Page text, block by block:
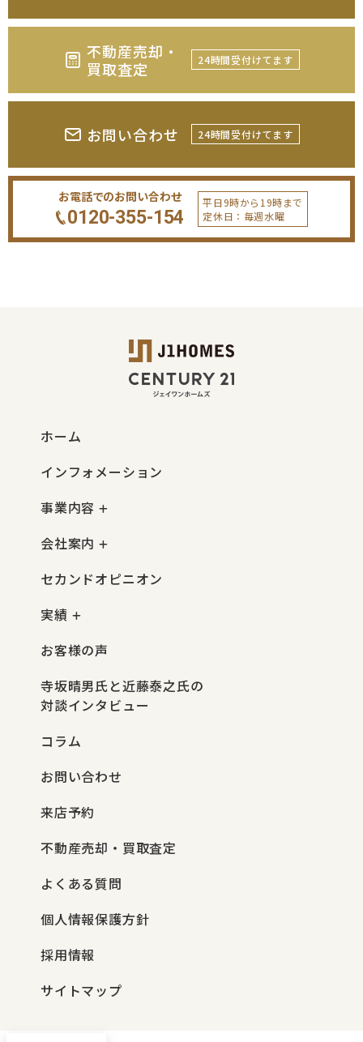
不動産売却・
買取査定
24時間受付けてます
お問い合わせ 24時間受付けてます
お電話でのお問い合わせ
0120-355-154
平日9時から19時まで
定休日：毎週水曜
ホーム
インフォメーション
事業内容
会社案内
セカンドオピニオン
実績
お客様の声
寺坂晴男氏と近藤泰之氏の
対談インタビュー
コラム
お問い合わせ
来店予約
不動産売却・買取査定
よくある質問
個人情報保護方針
採用情報
サイトマップ